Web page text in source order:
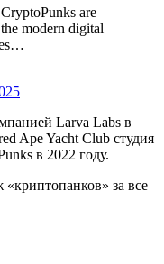
are
modern digital
Larva Labs в
Ape Yacht Club студия
в 2022 году.
за все